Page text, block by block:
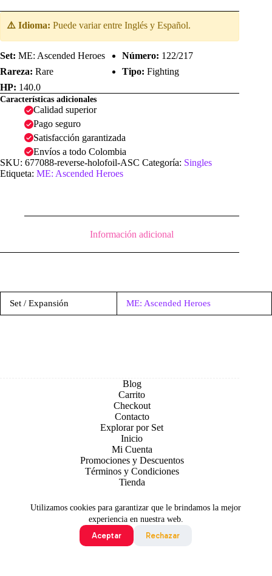
Utilizamos cookies para garantizar que le brindamos la mejor
experiencia en nuestra web.
Aceptar
Rechazar
⚠️ Idioma: Puede variar entre Inglés y Español.
Set: ME: Ascended Heroes Número: 122/217
Rareza: Rare Tipo: Fighting
HP: 140.0
Características adicionales
Calidad superior
Pago seguro
Satisfacción garantizada
Envíos a todo Colombia
SKU: 677088-reverse-holofoil-ASC Categoría: Singles
Etiqueta: ME: Ascended Heroes
Información adicional
Set / Expansión ME: Ascended Heroes
Blog
Carrito
Checkout
Contacto
Explorar por Set
Inicio
Mi Cuenta
Promociones y Descuentos
Términos y Condiciones
Tienda
Todo contenido original es sujeto de Copyright © 2026 TCG